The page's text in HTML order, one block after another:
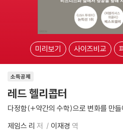
미리보기 사이즈비교
소득공제
레드 헬리콥터
다정함(+약간의 수학)으로 변화를 만들
제임스 리 저 이재경 역